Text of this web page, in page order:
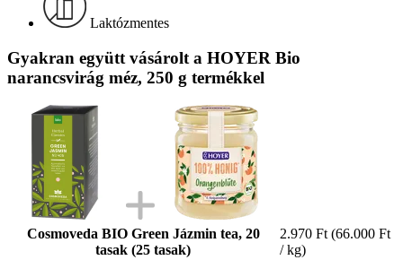
Laktózmentes
Gyakran együtt vásárolt a HOYER Bio
narancsvirág méz, 250 g termékkel
Cosmoveda BIO Green Jázmin tea, 20
tasak (25 tasak)
2.970 Ft (66.000 Ft
/ kg)